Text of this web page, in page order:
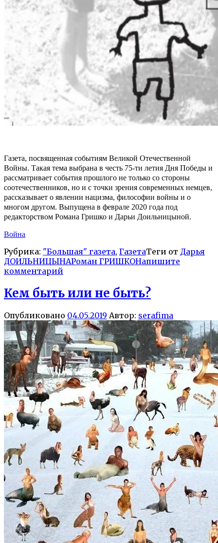
Газета, посвященная событиям Великой Отечественной
Войны. Такая тема выбрана в честь 75-ти летия Дня Победы и
рассматривает события прошлого не только со стороны
соотечественников, но и с точки зрения современных немцев,
рассказывает о явлении нацизма, философии войны и о
многом другом. Выпущена в феврале 2020 года под
редакторством Романа Гришко и Дарьи Доильницыной.
Война
Рубрика: "Большая" газета, ГазетаТеги от Дарья
ДОИЛЬНИЦЫНАРоман ГРИШКОНапишите
комментарий
Кем быть или не быть?
Опубликовано 04.05.2019 Автор: serafima